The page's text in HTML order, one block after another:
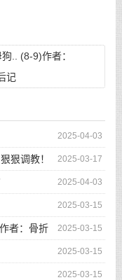
.. (8-9)作者：
记
2025-04-03
2025-03-17
狠调教！
2025-04-03
2025-03-15
2025-03-15
者：骨折
2025-03-15
2025-03-15